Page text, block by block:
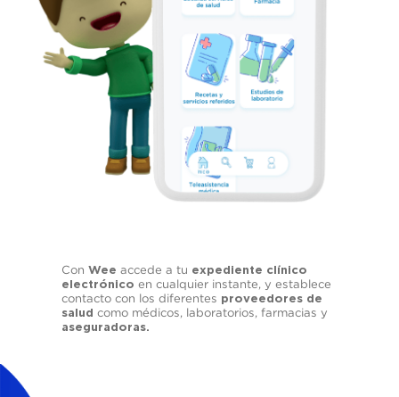
Con Wee accede a tu expediente clínico
electrónico en cualquier instante, y establece
contacto con los diferentes proveedores de
salud como médicos, laboratorios, farmacias y
aseguradoras.